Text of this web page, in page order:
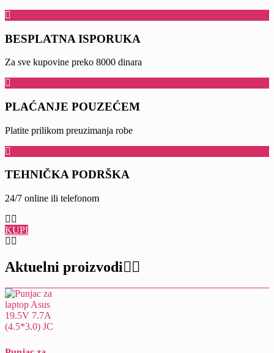
BESPLATNA ISPORUKA
Za sve kupovine preko 8000 dinara
PLAĆANJE POUZEĆEM
Platite prilikom preuzimanja robe
TEHNIČKA PODRŠKA
24/7 online ili telefonom
KUPI
Aktuelni proizvodi